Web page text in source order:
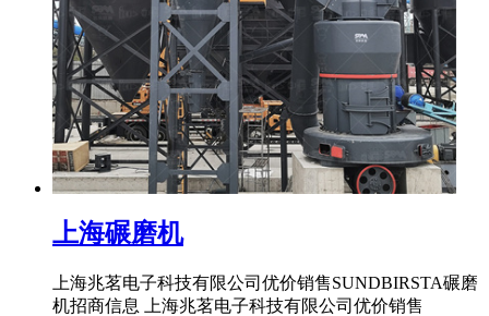
上海碾磨机
上海兆茗电子科技有限公司优价销售SUNDBIRSTA碾磨
机招商信息 上海兆茗电子科技有限公司优价销售